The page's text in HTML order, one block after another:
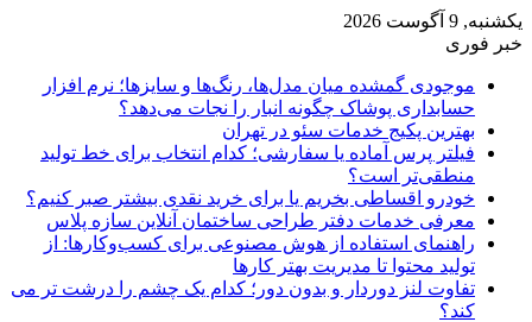
یکشنبه, 9 آگوست 2026
خبر فوری
موجودی گمشده میان مدل‌ها، رنگ‌ها و سایزها؛ نرم افزار
حسابداری پوشاک چگونه انبار را نجات می‌دهد؟
بهترین پکیج خدمات سئو در تهران
فیلتر پرس آماده یا سفارشی؛ کدام انتخاب برای خط تولید
منطقی‌تر است؟
خودرو اقساطی بخریم یا برای خرید نقدی بیشتر صبر کنیم؟
معرفی خدمات دفتر طراحی ساختمان آنلاین سازه پلاس
راهنمای استفاده از هوش مصنوعی برای کسب‌وکارها: از
تولید محتوا تا مدیریت بهتر کارها
تفاوت لنز دوردار و بدون دور؛ کدام یک چشم را درشت تر می
کند؟